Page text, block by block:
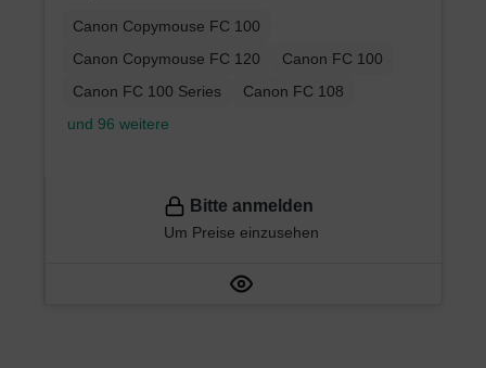
Canon Copymouse FC 100
Canon Copymouse FC 120
Canon FC 100
Canon FC 100 Series
Canon FC 108
und 96 weitere
Bitte anmelden
Um Preise einzusehen